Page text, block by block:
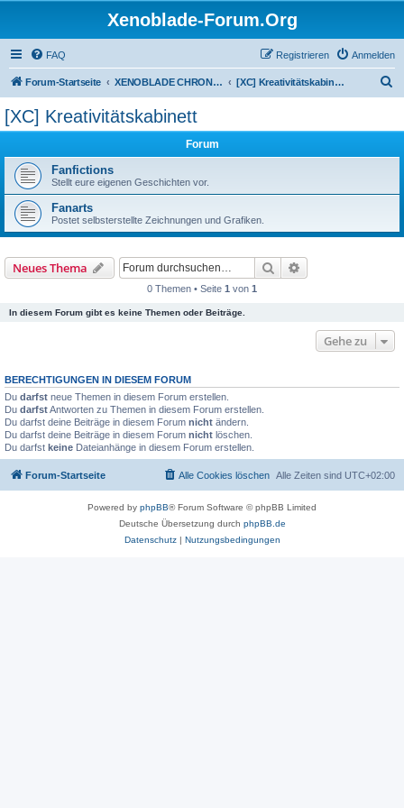
Xenoblade-Forum.Org
FAQ Anmelden
Registrieren
Forum-Startseite XENOBLADE CHRONICLES / DEFINITIVE EDITION / FUTURE CONNECTED [XC] Kreativitätskabinett
[XC] Kreativitätskabinett
Forum
Fanfictions
Stellt eure eigenen Geschichten vor.
Fanarts
Postet selbsterstellte Zeichnungen und Grafiken.
Neues Thema Suche
0 Themen • Seite 1 von 1
In diesem Forum gibt es keine Themen oder Beiträge.
Gehe zu
BERECHTIGUNGEN IN DIESEM FORUM
Du darfst neue Themen in diesem Forum erstellen.
Du darfstAntworten zu Themen in diesem Forum erstellen.
Du darfst deine Beiträge in diesem Forum nicht ändern.
Du darfst deine Beiträge in diesem Forum nicht löschen.
Du darfst keine Dateianhänge in diesem Forum erstellen.
Forum-Startseite Alle Zeiten sind UTC+02:00
Alle Cookies löschen
Powered by phpBB® Forum Software © phpBB Limited
Deutsche Übersetzung durch phpBB.de
Datenschutz| Nutzungsbedingungen